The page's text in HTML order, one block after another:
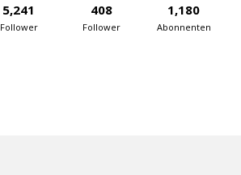
5,241
Follower
408
Follower
1,180
Abonnenten